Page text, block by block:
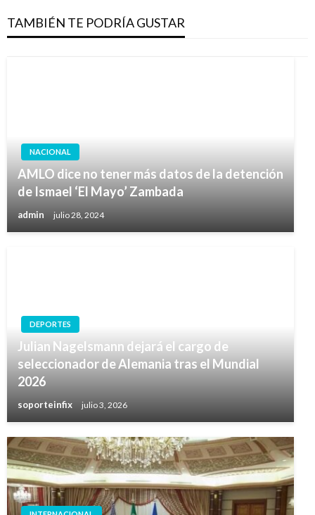
TAMBIÉN TE PODRÍA GUSTAR
NACIONAL
AMLO dice no tener más datos de la detención
de Ismael ‘El Mayo’ Zambada
admin julio 28, 2024
DEPORTES
Julian Nagelsmann dejará el cargo de
seleccionador de Alemania tras el Mundial
2026
soporteinfix julio 3, 2026